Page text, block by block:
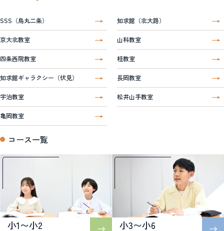
SSS（烏丸二条） 知求館（北大路）
京大北教室 山科教室
四条西院教室 桂教室
知求館ギャラクシー（伏見） 長岡教室
宇治教室 松井山手教室
亀岡教室
コース一覧
小1〜小2 小3〜小6